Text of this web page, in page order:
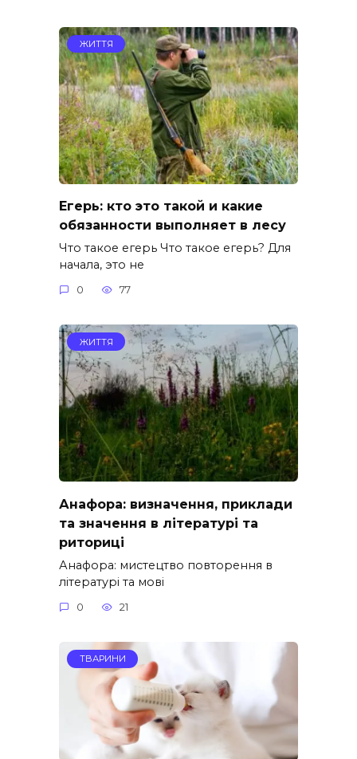
ЖИТТЯ
Егерь: кто это такой и какие
обязанности выполняет в лесу
Что такое егерь Что такое егерь? Для
начала, это не
0 77
ЖИТТЯ
Анафора: визначення, приклади
та значення в літературі та
риториці
Анафора: мистецтво повторення в
літературі та мові
0 21
ТВАРИНИ